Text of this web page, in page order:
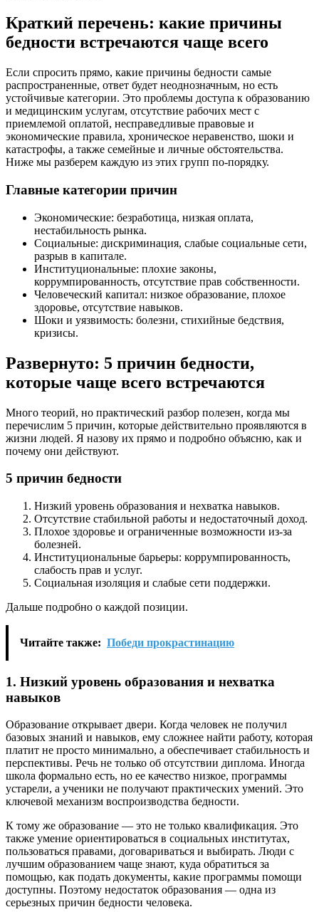
Краткий перечень: какие причины
бедности встречаются чаще всего
Если спросить прямо, какие причины бедности самые
распространенные, ответ будет неоднозначным, но есть
устойчивые категории. Это проблемы доступа к образованию
и медицинским услугам, отсутствие рабочих мест с
приемлемой оплатой, несправедливые правовые и
экономические правила, хроническое неравенство, шоки и
катастрофы, а также семейные и личные обстоятельства.
Ниже мы разберем каждую из этих групп по-порядку.
Главные категории причин
Экономические: безработица, низкая оплата,
нестабильность рынка.
Социальные: дискриминация, слабые социальные сети,
разрыв в капитале.
Институциональные: плохие законы,
коррумпированность, отсутствие прав собственности.
Человеческий капитал: низкое образование, плохое
здоровье, отсутствие навыков.
Шоки и уязвимость: болезни, стихийные бедствия,
кризисы.
Развернуто: 5 причин бедности,
которые чаще всего встречаются
Много теорий, но практический разбор полезен, когда мы
перечислим 5 причин, которые действительно проявляются в
жизни людей. Я назову их прямо и подробно объясню, как и
почему они действуют.
5 причин бедности
Низкий уровень образования и нехватка навыков.
Отсутствие стабильной работы и недостаточный доход.
Плохое здоровье и ограниченные возможности из-за
болезней.
Институциональные барьеры: коррумпированность,
слабость прав и услуг.
Социальная изоляция и слабые сети поддержки.
Дальше подробно о каждой позиции.
Читайте также: Победи прокрастинацию
1. Низкий уровень образования и нехватка
навыков
Образование открывает двери. Когда человек не получил
базовых знаний и навыков, ему сложнее найти работу, которая
платит не просто минимально, а обеспечивает стабильность и
перспективы. Речь не только об отсутствии диплома. Иногда
школа формально есть, но ее качество низкое, программы
устарели, а ученики не получают практических умений. Это
ключевой механизм воспроизводства бедности.
К тому же образование — это не только квалификация. Это
также умение ориентироваться в социальных институтах,
пользоваться правами, договариваться и выбирать. Люди с
лучшим образованием чаще знают, куда обратиться за
помощью, как подать документы, какие программы помощи
доступны. Поэтому недостаток образования — одна из
серьезных причин бедности человека.